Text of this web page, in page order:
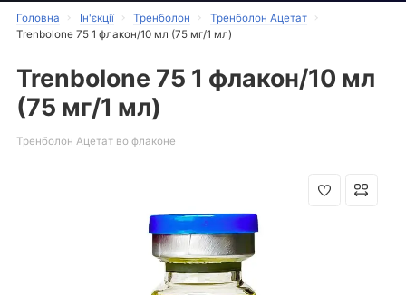
Головна Ін'єкції Тренболон
Тренболон Ацетат
Trenbolone 75 1 флакон/10 мл (75 мг/1 мл)
Trenbolone 75 1 флакон/10 мл
(75 мг/1 мл)
Тренболон Ацетат во флаконе